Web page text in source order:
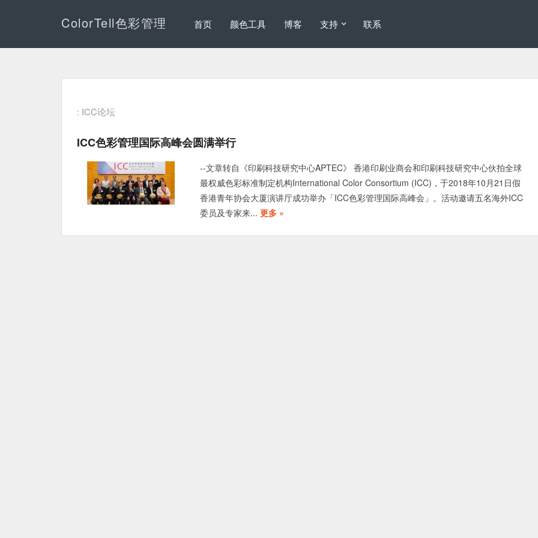
ColorTell色彩管理 首页 颜色工具 博客 支持 联系
: ICC论坛
ICC色彩管理国际高峰会圆满举行
--文章转自《印刷科技研究中心APTEC》 香港印刷业商会和印刷科技研究中心伙拍全球
最权威色彩标准制定机构International Color Consortium (ICC)，于2018年10月21日假
香港青年协会大厦演讲厅成功举办「ICC色彩管理国际高峰会」。活动邀请五名海外ICC
委员及专家来... 更多 »